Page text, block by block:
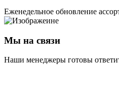
Еженедельное обновление
Мы на связи
Наши менеджеры готовы